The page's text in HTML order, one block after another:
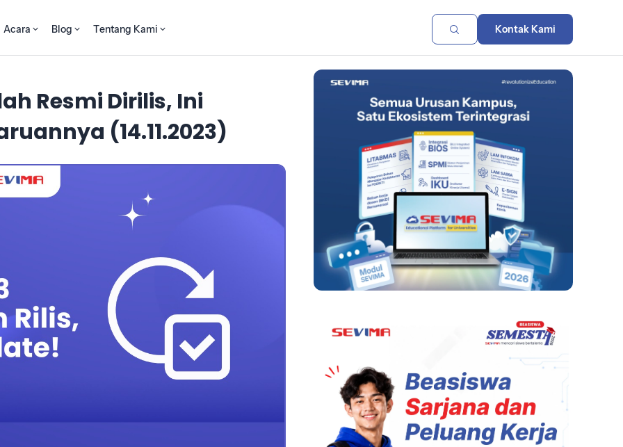
Acara Blog Tentang Kami Kontak Kami
Resmi Dirilis, Ini
(14.11.2023)